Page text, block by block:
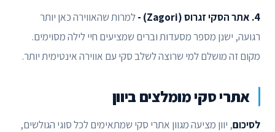
4. אתר הסקי זגרוס (Zagori) -
למרות שהאווירה כאן יותר
רגועה, ישנן מספר מסעדות וברים שמציעים חיי לילה מסוימים.
מקום זה מושלם למי שרוצה לשלב סקי עם אווירה אינטימית יותר.
אתרי סקי מומלצים ביוון
לסיכום, יוון מציעה מגוון אתרי סקי שמתאימים לכל סוגי הגולשים,